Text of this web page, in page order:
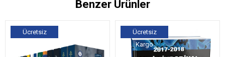
Benzer Ürünler
Ücretsiz
Ücretsiz
Kargo